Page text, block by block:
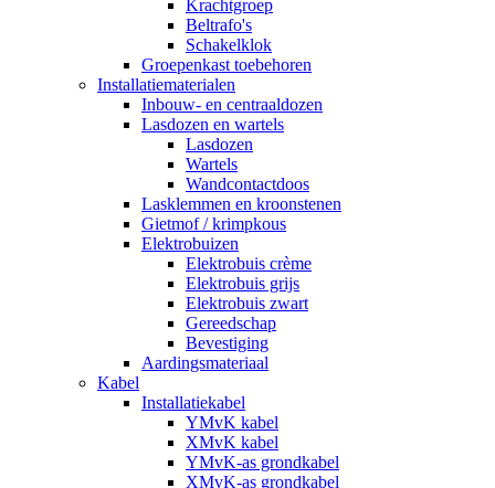
Krachtgroep
Beltrafo's
Schakelklok
Groepenkast toebehoren
Installatiematerialen
Inbouw- en centraaldozen
Lasdozen en wartels
Lasdozen
Wartels
Wandcontactdoos
Lasklemmen en kroonstenen
Gietmof / krimpkous
Elektrobuizen
Elektrobuis crème
Elektrobuis grijs
Elektrobuis zwart
Gereedschap
Bevestiging
Aardingsmateriaal
Kabel
Installatiekabel
YMvK kabel
XMvK kabel
YMvK-as grondkabel
XMvK-as grondkabel